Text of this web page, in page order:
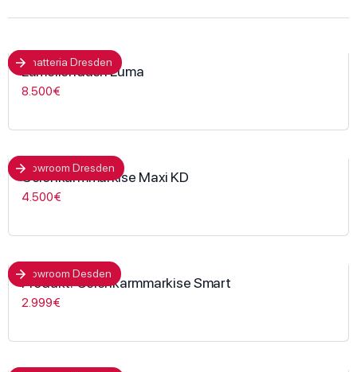
Schatteria Dresden
Lamellendach Luma
8.500€
Showroom Dresden
Gelenkarmmarkise Maxi KD
4.500€
Showroom Desden
Produkt: Gelenkarmmarkise Smart
2.999€